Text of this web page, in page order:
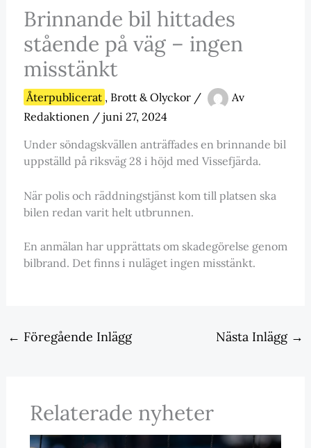
Brinnande bil hittades
stående på väg – ingen
misstänkt
Återpublicerat , Brott & Olyckor/
Av
Redaktionen / juni 27, 2024
Under söndagskvällen anträffades en brinnande bil
uppställd på riksväg 28 i höjd med Vissefjärda.
När polis och räddningstjänst kom till platsen ska
bilen redan varit helt utbrunnen.
En anmälan har upprättats om skadegörelse genom
bilbrand. Det finns i nuläget ingen misstänkt.
← Föregående Inlägg Nästa Inlägg →
Relaterade nyheter